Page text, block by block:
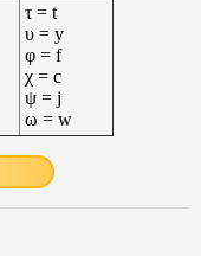
τ = t
υ = y
φ = f
χ = c
ψ = j
ω = w